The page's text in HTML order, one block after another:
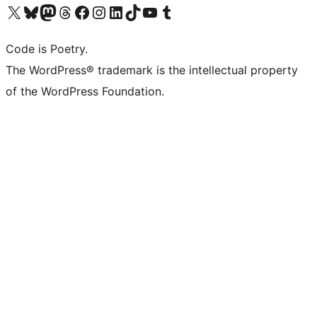
Visit our X (formerly Twitter) account
ഞങ്ങളുടെ ബ്ലൂസ്കൈ അക്കൗണ്ട് സന്ദർശിക്കുക
Visit our Mastodon account
ഞങ്ങളുടെ ത്രെഡ്സ് അക്കൗണ്ട് സന്ദർശിക്കുക
Visit our Facebook page
Visit our Instagram account
Visit our LinkedIn account
ഞങ്ങളുടെ ടിക് ടോക് അക്കൗണ്ട് സന്ദർശിക്കുക
Visit our YouTube channel
ഞങ്ങളുടെ ടംബ്ലർ അക്കൗണ്ട് സന്ദർശിക്കുക
Code is Poetry.
The WordPress® trademark is the intellectual property
of the WordPress Foundation.